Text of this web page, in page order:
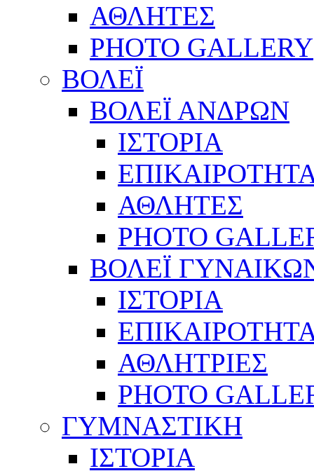
ΑΘΛΗΤΕΣ
PHOTO GALLERY
ΒΟΛΕΪ
ΒΟΛΕΪ ΑΝΔΡΩΝ
ΙΣΤΟΡΙΑ
ΑΘΛΗΤΕΣ
PHOTO
ΒΟΛΕΪ
ΙΣΤΟΡΙΑ
ΑΘΛΗΤΡΙΕΣ
PHOTO
ΓΥΜΝΑΣΤΙΚΗ
ΙΣΤΟΡΙΑ